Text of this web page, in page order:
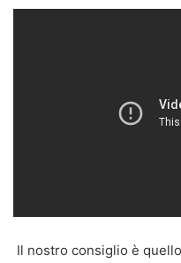
Il nostro consiglio è